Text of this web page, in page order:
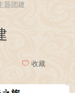
题团建
ꄀ 收藏